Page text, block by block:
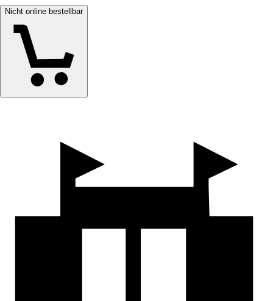
Nicht online bestellbar